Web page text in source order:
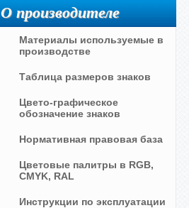
О производителе
Материалы используемые в
производстве
Таблица размеров знаков
Цвето-графическое
обозначение знаков
Нормативная правовая база
Цветовые палитры в RGB,
CMYK, RAL
Инструкции по эксплуатации